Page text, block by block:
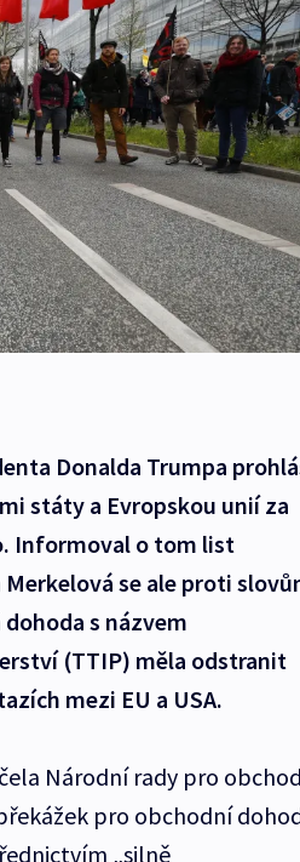
Donalda Trumpa
státy a Evropskou unií za
Informoval o tom list
se ale proti
s názvem
(TTIP) měla odstranit
mezi EU a USA.
Národní rady pro obchod
pro obchodní
„silně